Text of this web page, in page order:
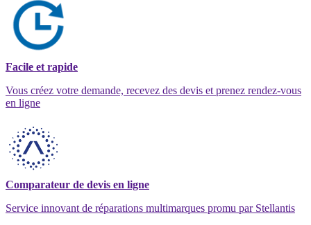
Facile et rapide
Vous créez votre demande, recevez des devis et prenez rendez-vous
en ligne
Comparateur de devis en ligne
Service innovant de réparations multimarques promu par Stellantis